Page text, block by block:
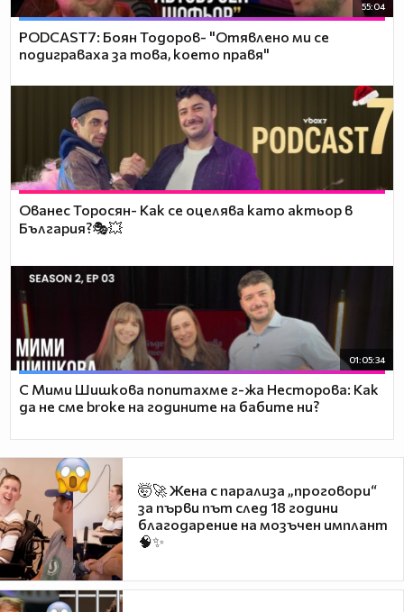
55:04
PODCAST7: ‪Боян Тодоров- "Отявлено ми се
подиграваха за това, което правя"
Ованес Торосян- Как се оцелява като актьор в
България?🎭💥
01:05:34
С Мими Шишкова попитахме г-жа Несторова: Как
да не сме broke на годините на бабите ни?
🤯🚀 Жена с парализа „проговори“
за първи път след 18 години
благодарение на мозъчен имплант
🧠✨